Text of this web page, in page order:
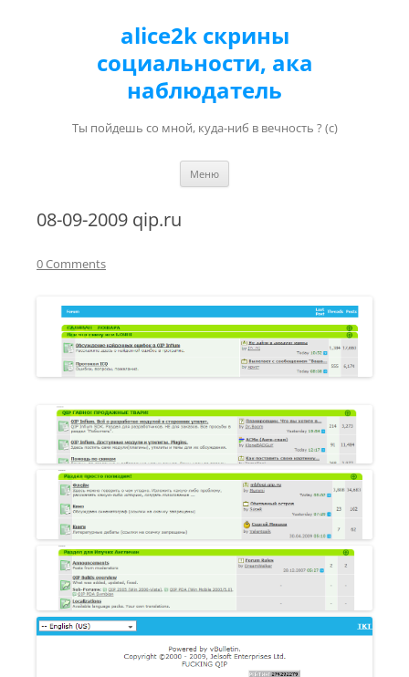
alice2k скрины
социальности, ака
наблюдатель
Ты пойдешь со мной, куда-ниб в вечность ? (с)
Меню
08-09-2009 qip.ru
0 Comments